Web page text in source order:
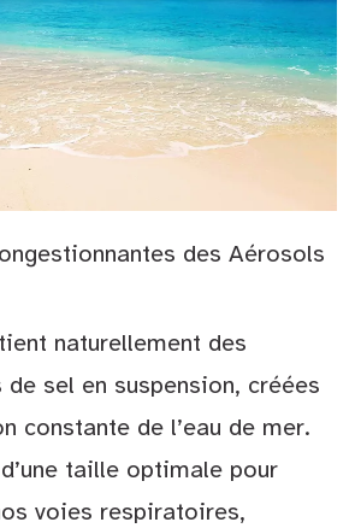
des Aérosols
naturellement des
sel en suspension, créées
constante de l’eau de mer.
taille optimale pour
voies respiratoires,